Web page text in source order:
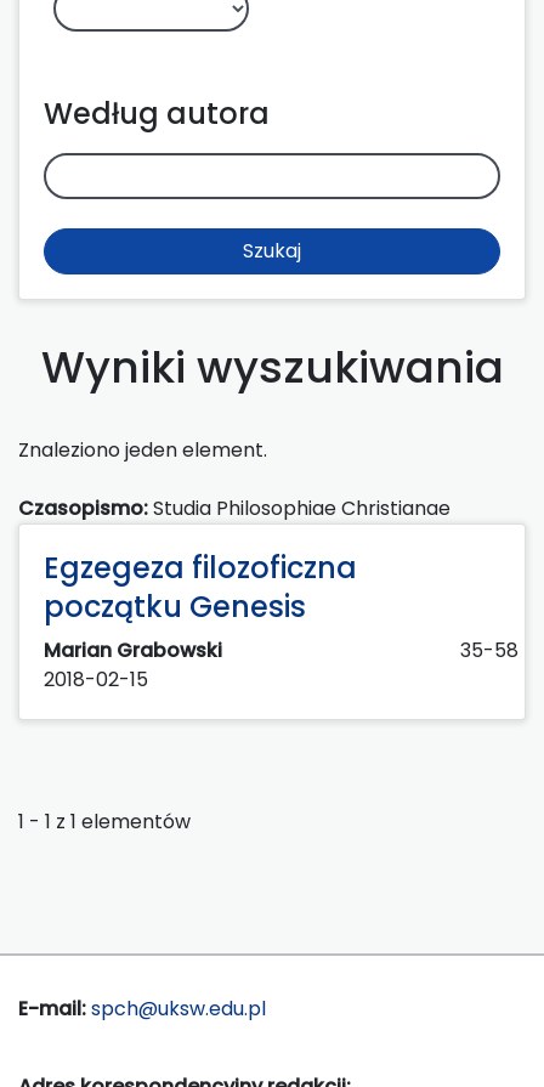
Według autora
Szukaj
Wyniki wyszukiwania
Znaleziono jeden element.
Czasopismo:Studia Philosophiae Christianae
Egzegeza filozoficzna
początku Genesis
Marian Grabowski
35-58
2018-02-15
1 - 1 z 1 elementów
E-mail:spch@uksw.edu.pl